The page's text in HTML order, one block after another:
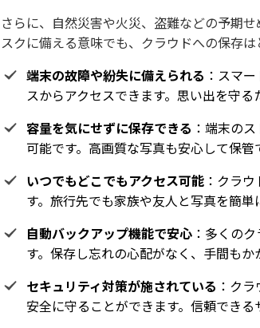
さらに、自然災害や火災、盗難などの予期
スクに備える意味でも、クラウドへの保存は
端末の故障や紛失に備えられる ：スマ
スからアクセスできます。思い出を守る
容量を気にせずに保存できる ：端末の
可能です。高画質な写真も安心して保管
いつでもどこでもアクセス可能 ：クラ
す。旅行先でも家族や友人と写真を簡単
自動バックアップ機能で安心 ：多くの
す。保存し忘れの心配がなく、手間もか
セキュリティ対策が施されている ：ク
安全に守ることができます。信頼できる